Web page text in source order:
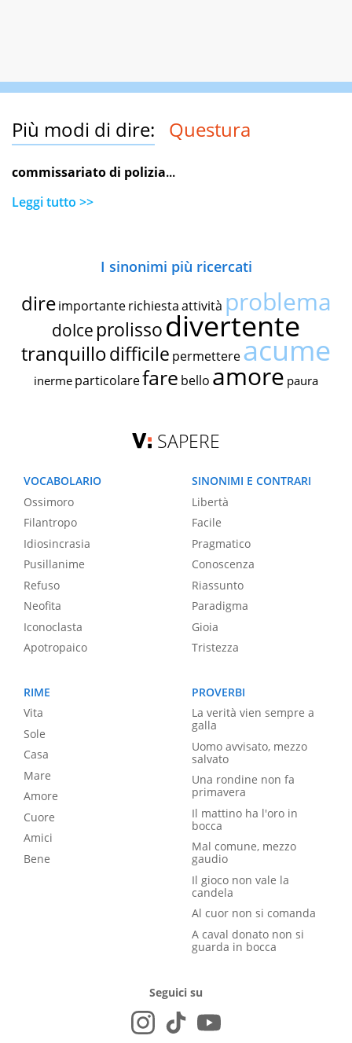
Più modi di dire: Questura
commissariato di polizia...
Leggi tutto >>
I sinonimi più ricercati
dire importante richiestaattività problema
dolce prolissodivertente
tranquillodifficile permettereacume
inerme particolarefare bello amore paura
SAPERE
VOCABOLARIO
Ossimoro
Filantropo
Idiosincrasia
Pusillanime
Refuso
Neofita
Iconoclasta
Apotropaico
SINONIMI E CONTRARI
Libertà
Facile
Pragmatico
Conoscenza
Riassunto
Paradigma
Gioia
Tristezza
RIME
Vita
Sole
Casa
Mare
Amore
Cuore
Amici
Bene
PROVERBI
La verità vien sempre a
galla
Uomo avvisato, mezzo
salvato
Una rondine non fa
primavera
Il mattino ha l'oro in
bocca
Mal comune, mezzo
gaudio
Il gioco non vale la
candela
Al cuor non si comanda
A caval donato non si
guarda in bocca
Seguici su